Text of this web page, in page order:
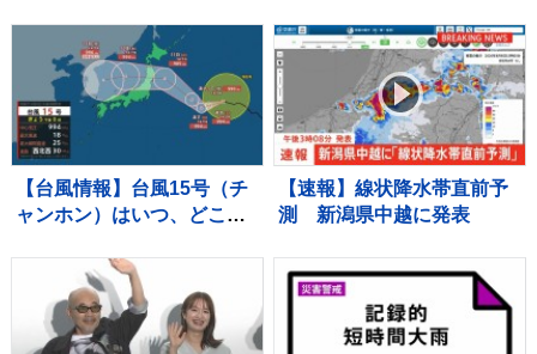
【台風情報】台風15号（チ
ャンホン）はいつ、どこ
本や北日本に影響か、大型
で強い台風13号（ドルフィ
ン）引き続き 大雨・暴風・
高潮・うねりを伴った高波
【速報】線状降水帯直前予
測 新潟県中越に発表